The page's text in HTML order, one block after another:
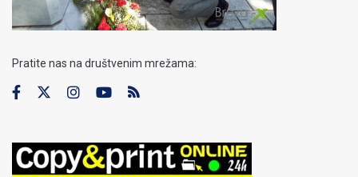
Pratite nas na društvenim mrežama: